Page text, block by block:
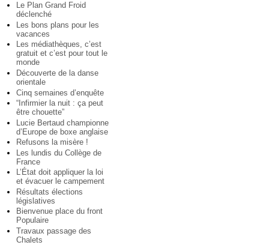
Le Plan Grand Froid
déclenché
Les bons plans pour les
vacances
Les médiathèques, c’est
gratuit et c’est pour tout le
monde
Découverte de la danse
orientale
Cinq semaines d’enquête
“Infirmier la nuit : ça peut
être chouette”
Lucie Bertaud championne
d’Europe de boxe anglaise
Refusons la misère !
Les lundis du Collège de
France
L’État doit appliquer la loi
et évacuer le campement
Résultats élections
législatives
Bienvenue place du front
Populaire
Travaux passage des
Chalets